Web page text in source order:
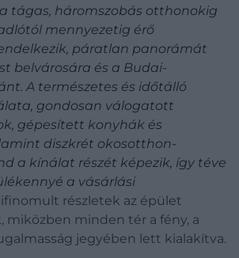
tágas, háromszobás otthonokig
mennyezetig érő
páratlan panorámát
belvárosára és a Budai-
A természetes és időtálló
gondosan válogatott
gépesített konyhák és
diszkrét okosotthon-
a kínálat részét képezik, így téve
a vásárlási
részletek az épület
miközben minden tér a fény, a
jegyében lett kialakítva.